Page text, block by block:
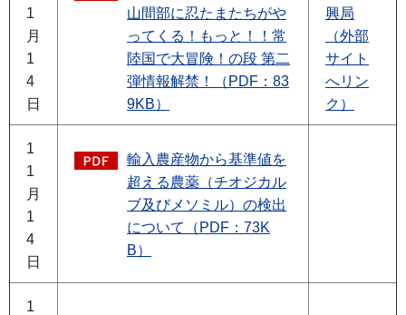
1
月
1
4
日
山間部に忍たまたちがや
ってくる！もっと！！常
陸国で大冒険！の段 第二
弾情報解禁！（PDF：83
9KB）
興局
（外部
サイト
へリン
ク）
1
1
月
1
4
日
輸入農産物から基準値を
超える農薬（チオジカル
ブ及びメソミル）の検出
について（PDF：73K
B）
1